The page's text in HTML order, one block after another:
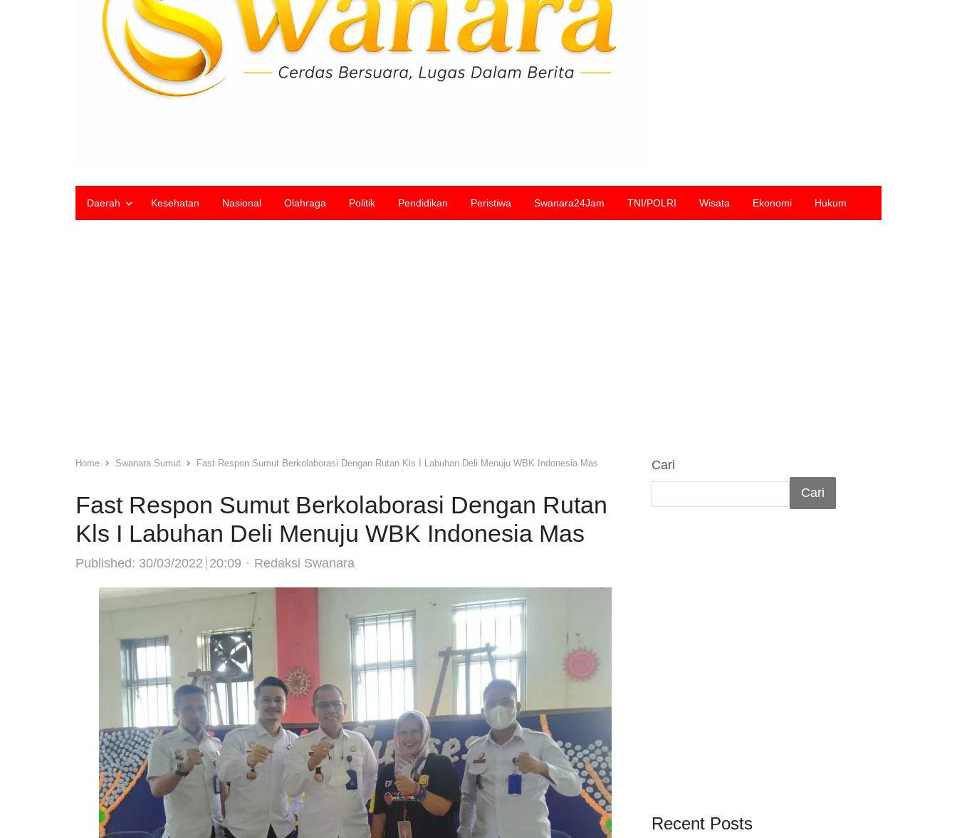
Daerah Kesehatan Nasional Olahraga Politik Pendidikan Peristiwa Swanara24Jam TNI/POLRI Wisata Ekonomi Hukum
Home Swanara Sumut Fast Respon Sumut Berkolaborasi Dengan Rutan Kls I Labuhan Deli Menuju WBK Indonesia Mas
Fast Respon Sumut Berkolaborasi Dengan Rutan
Kls I Labuhan Deli Menuju WBK Indonesia Mas
Published: 30/03/2022 20:09 Author
Redaksi Swanara
Cari
Cari
Recent Posts